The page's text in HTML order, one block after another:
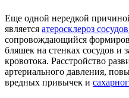
Еще одной нередкой
является атеросклероз
сопровождающийся
бляшек на стенках сосудов и
кровотока. Расстройство
артериального давления,
вредных привычек и